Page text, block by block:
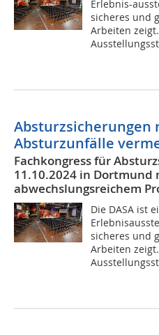
Erlebnis-
sicheres und
Arbeiten
Absturzsicherungen
Absturzunfälle
Fachkongress für
11.10.2024 in Dortmund
abwechslungsreichem
Die DASA ist
sicheres und
Arbeiten